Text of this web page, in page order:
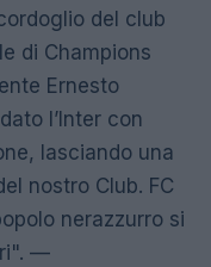
del club
di Champions
Ernesto
l’Inter con
lasciando una
nostro Club. FC
nerazzurro si
—